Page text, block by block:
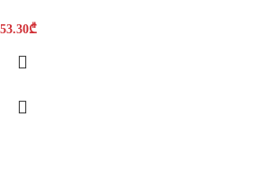
53.30₾